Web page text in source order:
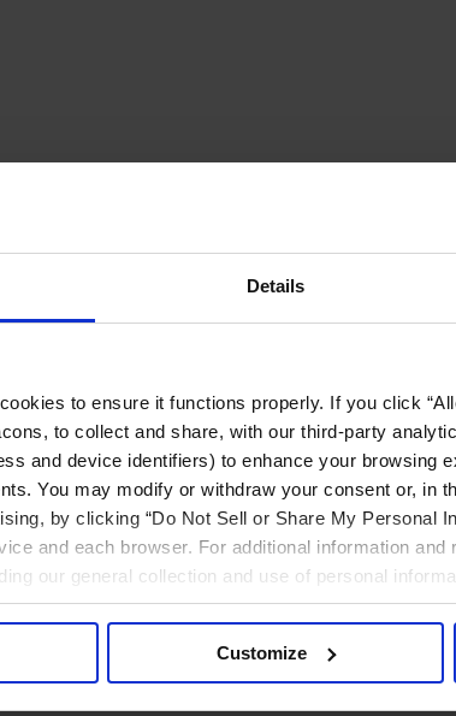
Details
to ensure it functions properly. If you click
to collect and share, with our third-party
and device identifiers) to enhance your browsing
You may modify or withdraw your consent or, in
by clicking “Do Not Sell or Share My Personal
and each browser. For additional information and
our general collection and use of personal
Customize